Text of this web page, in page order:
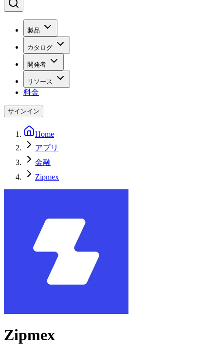
製品
カタログ
開発者
リソース
料金
サインイン
Home
アプリ
金融
Zipmex
Zipmex